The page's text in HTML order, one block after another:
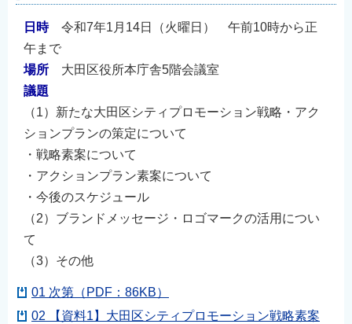
日時 令和7年1月14日（火曜日） 午前10時から正
午まで
場所 大田区役所本庁舎5階会議室
議題
（1）新たな大田区シティプロモーション戦略・アク
ションプランの策定について
・戦略素案について
・アクションプラン素案について
・今後のスケジュール
（2）ブランドメッセージ・ロゴマークの活用につい
て
（3）その他
01 次第（PDF：86KB）
02 【資料1】大田区シティプロモーション戦略素案